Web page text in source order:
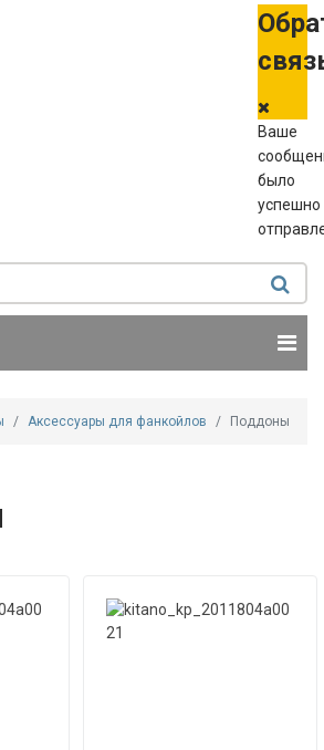
Ваше
было
успешно
Аксессуары для фанкойлов Поддоны